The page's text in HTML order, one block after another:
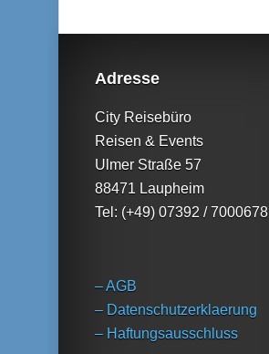
Adresse
City Reisebüro
Reisen & Events
Ulmer Straße 57
88471 Laupheim
Tel: (+49) 07392 / 7000678
– AGB
– Datenschutzerklaerung
– Haftungsausschluss